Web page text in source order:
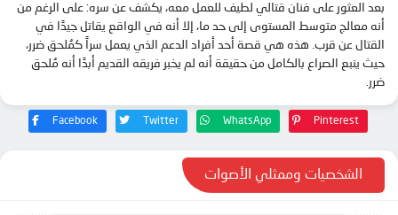
بعد العثور على فنان قتالي لطيف للعمل معه، يكشف عن سره: على الرغم من
أنه معالج متوسط ​​المستوى إلى حد ما، إلا أنه في الواقع يقاتل جيدًا في
القتال عن قرب. هذه هي قصة أحد أفراد الدعم الذي يعمل سراً كمُلحق ضرر،
حيث ينبع الصراع بالكامل من حقيقة أنه لم يخبر فريقه القديم أبدًا أنه مُلحق
ضرر.
Facebook Twitter WhatsApp Pinterest
الشخصيات وممثلي الأصوات